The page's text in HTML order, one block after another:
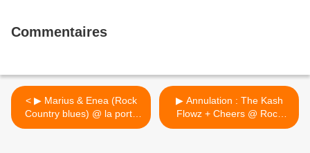
Commentaires
< ▶ Marius & Enea (Rock
Country blues) @ la porte
noire - 29/09/2016 - 22h00
▶ Annulation : The Kash
Flowz + Cheers @ Rock
Classic - 21/04/2016 >